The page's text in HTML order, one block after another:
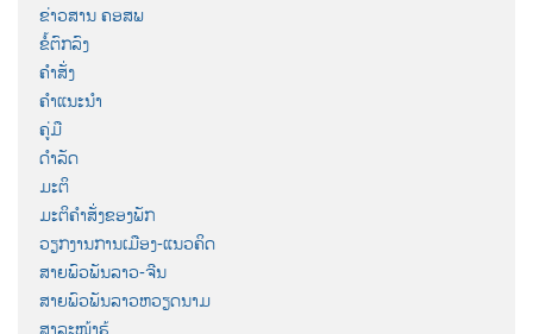
ຂ່າວສານ ຄອສພ
ຂໍ້ຕົກລົງ
ຄຳສັ່ງ
ຄຳແນະນຳ
ຄູ່ມື
ດຳລັດ
ມະຕິ
ມະຕິຄຳສັ່ງຂອງພັກ
ວຽກງານການເມືອງ-ແນວຄິດ
ສາຍພົວພັນລາວ-ຈີນ
ສາຍພົວພັນລາວຫວຽດນາມ
ສາລະໜ້າຮູ້